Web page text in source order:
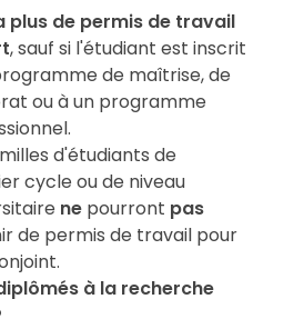
plus de permis de travail
, sauf si l'étudiant est inscrit
de maîtrise, de
ou à un programme
d'étudiants de
cycle ou de niveau
ne pourront pas
de permis de travail pour
à la recherche